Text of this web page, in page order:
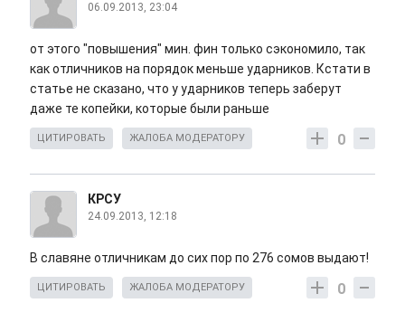
06.09.2013, 23:04
от этого "повышения" мин. фин только сэкономило, так
как отличников на порядок меньше ударников. Кстати в
статье не сказано, что у ударников теперь заберут
даже те копейки, которые были раньше
0
ЦИТИРОВАТЬ ЖАЛОБА МОДЕРАТОРУ
КРСУ
24.09.2013, 12:18
В славяне отличникам до сих пор по 276 сомов выдают!
0
ЦИТИРОВАТЬ ЖАЛОБА МОДЕРАТОРУ